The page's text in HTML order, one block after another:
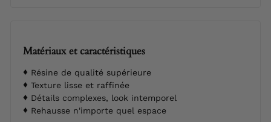
Matériaux et caractéristiques
Résine de qualité supérieure
Texture lisse et raffinée
Détails complexes, look intemporel
Rehausse n'importe quel espace